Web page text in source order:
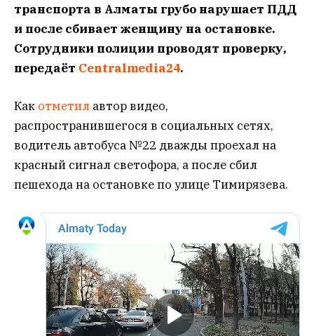
транспорта в Алматы грубо нарушает ПДД
и после сбивает женщину на остановке.
Сотрудники полиции проводят проверку,
передаёт Centralmedia24.
Как отметил автор видео,
распространившегося в социальных сетях,
водитель автобуса №22 дважды проехал на
красный сигнал светофора, а после сбил
пешехода на остановке по улице Тимирязева.